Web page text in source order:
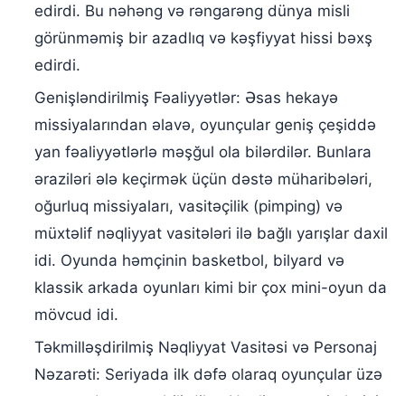
edirdi. Bu nəhəng və rəngarəng dünya misli
görünməmiş bir azadlıq və kəşfiyyat hissi bəxş
edirdi.
Genişləndirilmiş Fəaliyyətlər: Əsas hekayə
missiyalarından əlavə, oyunçular geniş çeşiddə
yan fəaliyyətlərlə məşğul ola bilərdilər. Bunlara
əraziləri ələ keçirmək üçün dəstə müharibələri,
oğurluq missiyaları, vasitəçilik (pimping) və
müxtəlif nəqliyyat vasitələri ilə bağlı yarışlar daxil
idi. Oyunda həmçinin basketbol, bilyard və
klassik arkada oyunları kimi bir çox mini-oyun da
mövcud idi.
Təkmilləşdirilmiş Nəqliyyat Vasitəsi və Personaj
Nəzarəti: Seriyada ilk dəfə olaraq oyunçular üzə